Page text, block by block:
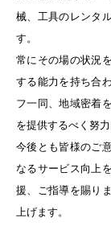
械、工具のレンタ
す。
常にその場の状況
する能力を持ち合
フ一同、地域密着
を提供するべく努力
今後とも皆様のご
なるサービス向上
援、ご指導を賜り
上げます。